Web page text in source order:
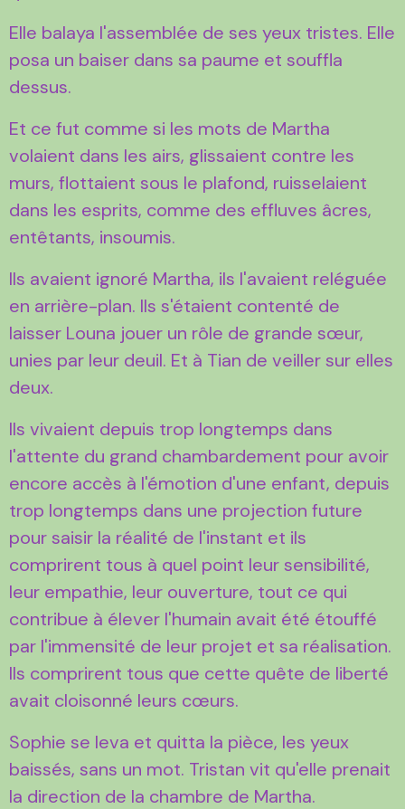
Elle balaya l'assemblée de ses yeux tristes. Elle
posa un baiser dans sa paume et souffla
dessus.
Et ce fut comme si les mots de Martha
volaient dans les airs, glissaient contre les
murs, flottaient sous le plafond, ruisselaient
dans les esprits, comme des effluves âcres,
entêtants, insoumis.
Ils avaient ignoré Martha, ils l'avaient reléguée
en arrière-plan. Ils s'étaient contenté de
laisser Louna jouer un rôle de grande sœur,
unies par leur deuil. Et à Tian de veiller sur elles
deux.
Ils vivaient depuis trop longtemps dans
l'attente du grand chambardement pour avoir
encore accès à l'émotion d'une enfant, depuis
trop longtemps dans une projection future
pour saisir la réalité de l'instant et ils
comprirent tous à quel point leur sensibilité,
leur empathie, leur ouverture, tout ce qui
contribue à élever l'humain avait été étouffé
par l'immensité de leur projet et sa réalisation.
Ils comprirent tous que cette quête de liberté
avait cloisonné leurs cœurs.
Sophie se leva et quitta la pièce, les yeux
baissés, sans un mot. Tristan vit qu'elle prenait
la direction de la chambre de Martha.